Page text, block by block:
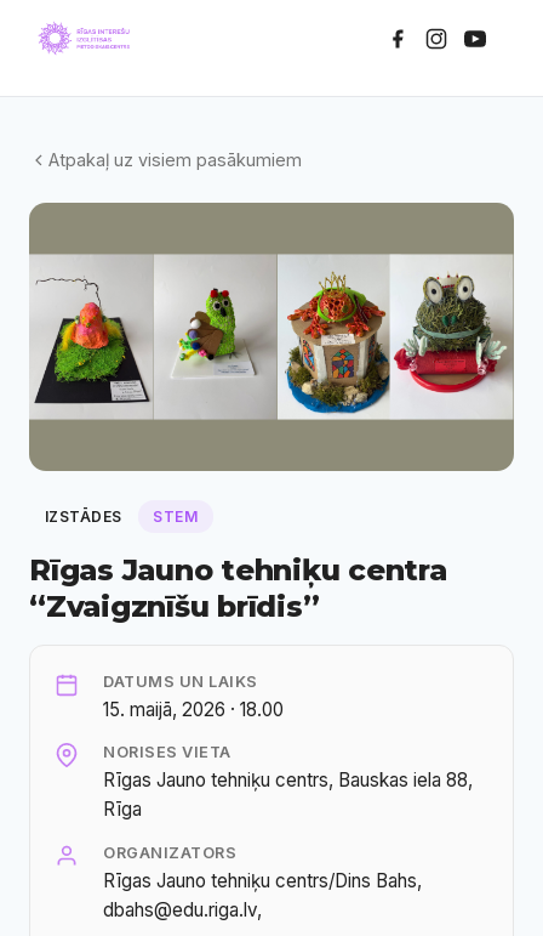
Atpakaļ uz visiem pasākumiem
IZSTĀDES STEM
Rīgas Jauno tehniķu centra
“Zvaigznīšu brīdis”
DATUMS UN LAIKS
15. maijā, 2026 · 18.00
NORISES VIETA
Rīgas Jauno tehniķu centrs, Bauskas iela 88,
Rīga
ORGANIZATORS
Rīgas Jauno tehniķu centrs/Dins Bahs,
dbahs@edu.riga.lv,